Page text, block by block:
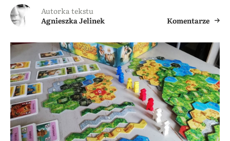
Autorka tekstu
Agnieszka Jelinek
Komentarze